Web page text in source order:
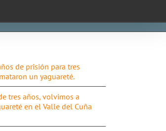
de prisión para tres
un yaguareté.
tres años, volvimos a
en el Valle del Cuña